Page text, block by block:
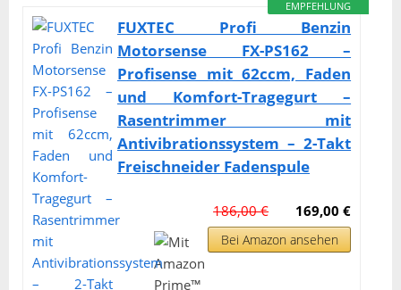
EMPFEHLUNG
FUXTEC Profi Benzin
Motorsense FX-PS162 –
Profisense mit 62ccm, Faden
und Komfort-Tragegurt –
Rasentrimmer mit
Antivibrationssystem – 2-Takt
Freischneider Fadenspule
169,00 €
186,00 €
Bei Amazon ansehen